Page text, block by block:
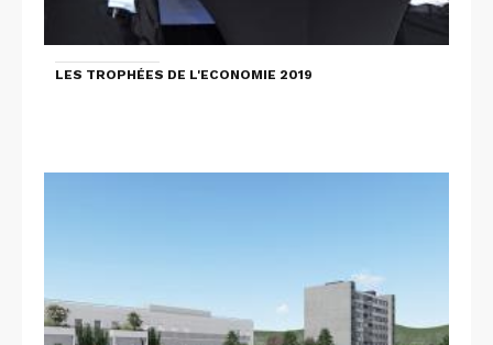
LES TROPHÉES DE L'ECONOMIE 2019